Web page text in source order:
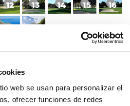
web se usan para personalizar el
ofrecer funciones de redes
12 13 14 15 16
/ HANDICAP 4